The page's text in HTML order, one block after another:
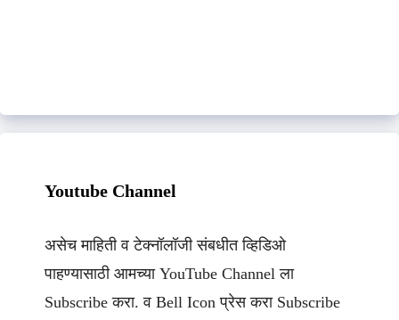
Youtube Channel
असेच माहिती व टेक्नॉलॉजी संबधीत व्हिडिओ
पाहण्यासाठी आमच्या YouTube Channel ला
Subscribe करा. व Bell Icon प्रेस करा Subscribe